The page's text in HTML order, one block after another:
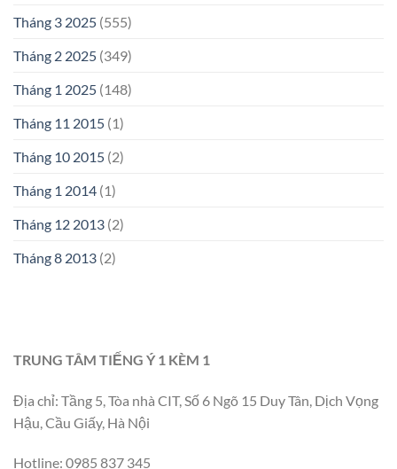
Tháng 3 2025 (555)
Tháng 2 2025 (349)
Tháng 1 2025 (148)
Tháng 11 2015 (1)
Tháng 10 2015 (2)
Tháng 1 2014 (1)
Tháng 12 2013 (2)
Tháng 8 2013 (2)
TRUNG TÂM TIẾNG Ý 1 KÈM 1
Địa chỉ: Tầng 5, Tòa nhà CIT, Số 6 Ngõ 15 Duy Tân, Dịch Vọng
Hậu, Cầu Giấy, Hà Nội
Hotline: 0985 837 345